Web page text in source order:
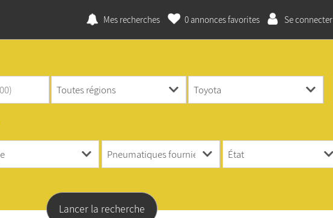
Mes recherches 0annonces favorites Se connecter